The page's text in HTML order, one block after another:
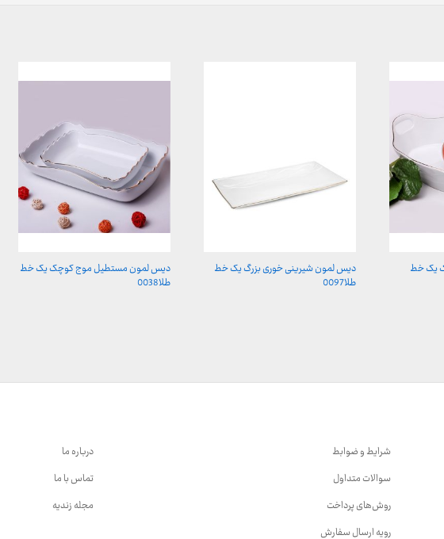
یک خط
دیس لمون شیرینی خوری بزرگ یک خط
طلا0097
دیس لمون مستطیل موج کوچک یک خط
طلا0038
شرایط و ضوابط
سوالات متداول
روش‌های پرداخت
رویه ارسال سفارش
درباره ما
تماس با ما
مجله زندیه